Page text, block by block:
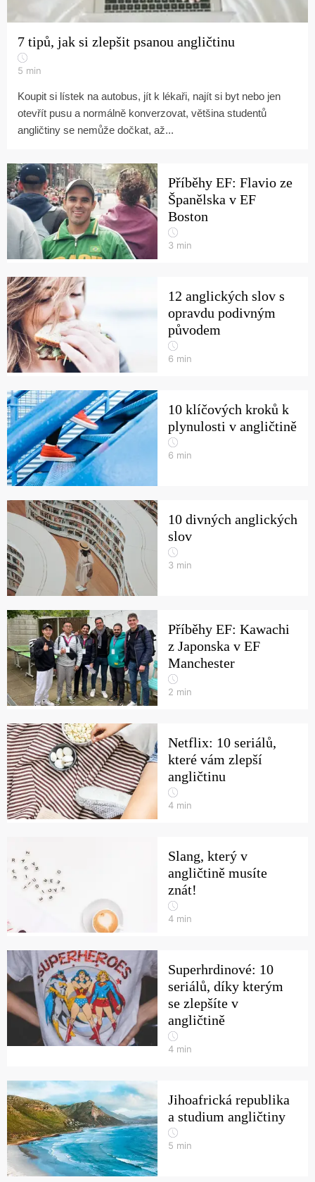
7 tipů, jak si zlepšit psanou angličtinu
5 min
Koupit si lístek na autobus, jít k lékaři, najít si byt nebo jen
otevřít pusu a normálně konverzovat, většina studentů
angličtiny se nemůže dočkat, až...
Příběhy EF: Flavio ze
Španělska v EF
Boston
3 min
12 anglických slov s
opravdu podivným
původem
6 min
10 klíčových kroků k
plynulosti v angličtině
6 min
10 divných anglických
slov
3 min
Příběhy EF: Kawachi
z Japonska v EF
Manchester
2 min
Netflix: 10 seriálů,
které vám zlepší
angličtinu
4 min
Slang, který v
angličtině musíte
znát!
4 min
Superhrdinové: 10
seriálů, díky kterým
se zlepšíte v
angličtině
4 min
Jihoafrická republika
a studium angličtiny
5 min